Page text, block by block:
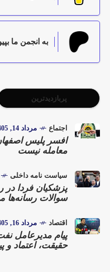
به انجمن ما
پربازدیدترین
اجتماع مرداد 14, 1405
افسر پلیس
معامله نیست
سیاست نامه داخلی
پزشکیان فردا در
سوالات رسانه‌ها
اقتصاد مرداد 16, 1405
پیام مدیرعامل
حقیقت، اعتماد و